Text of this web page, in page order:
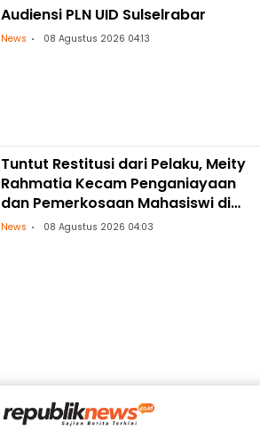
Audiensi PLN UID Sulselrabar
News 08 Agustus 2026 04:13
Tuntut Restitusi dari Pelaku, Meity
Rahmatia Kecam Penganiayaan
dan Pemerkosaan Mahasiswi di
Makassar
News 08 Agustus 2026 04:03